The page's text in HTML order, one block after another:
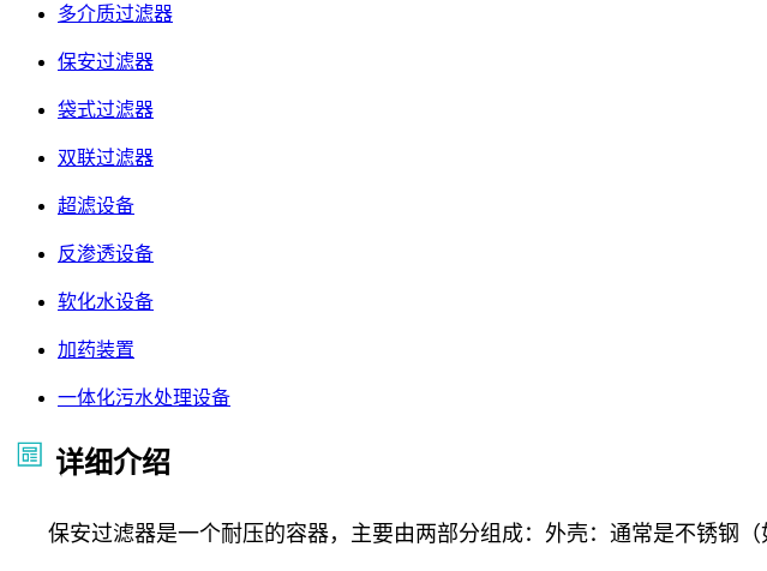
多介质过滤器
保安过滤器
袋式过滤器
双联过滤器
超滤设备
反渗透设备
软化水设备
加药装置
一体化污水处理设备
详细介绍
保安过滤器是一个耐压的容器，主要由两部分组成：外壳：通常是不锈钢